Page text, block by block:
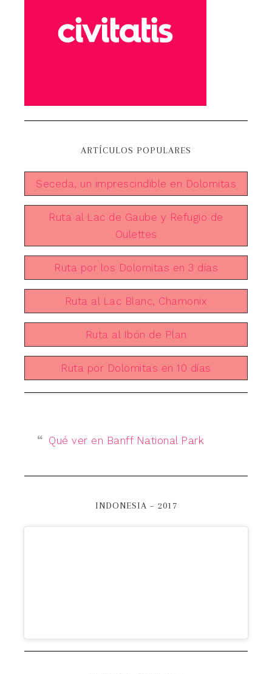
ARTÍCULOS POPULARES
Seceda, un imprescindible en Dolomitas
Ruta al Lac de Gaube y Refugio de
Oulettes
Ruta por los Dolomitas en 3 días
Ruta al Lac Blanc, Chamonix
Ruta al Ibón de Plan
Ruta por Dolomitas en 10 días
Qué ver en Banff National Park
INDONESIA – 2017